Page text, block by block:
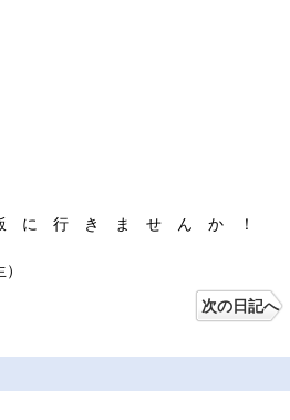
に 行 き ま せ ん か ！
次の日記へ